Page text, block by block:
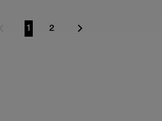
Predchádzajúca strana
Prejsť na stranu
1
Prejsť na stranu
2
Nasledujúca strana